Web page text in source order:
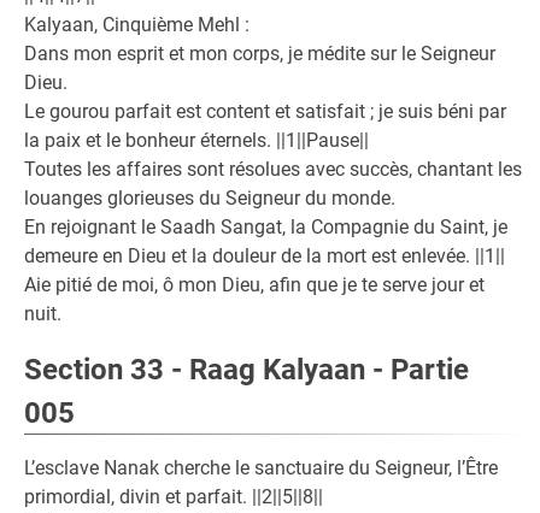
Kalyaan, Cinquième Mehl :
Dans mon esprit et mon corps, je médite sur le Seigneur
Dieu.
Le gourou parfait est content et satisfait ; je suis béni par
la paix et le bonheur éternels. ||1||Pause||
Toutes les affaires sont résolues avec succès, chantant les
louanges glorieuses du Seigneur du monde.
En rejoignant le Saadh Sangat, la Compagnie du Saint, je
demeure en Dieu et la douleur de la mort est enlevée. ||1||
Aie pitié de moi, ô mon Dieu, afin que je te serve jour et
nuit.
Section 33 - Raag Kalyaan - Partie
005
L’esclave Nanak cherche le sanctuaire du Seigneur, l’Être
primordial, divin et parfait. ||2||5||8||